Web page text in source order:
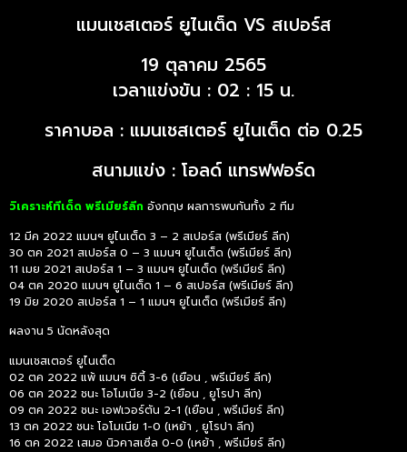
แมนเชสเตอร์ ยูไนเต็ด VS สเปอร์ส
19 ตุลาคม 2565
เวลาแข่งขัน : 02 : 15 น.
ราคาบอล : แมนเชสเตอร์ ยูไนเต็ด ต่อ 0.25
สนามแข่ง : โอลด์ แทรฟฟอร์ด
วิเคราะห์ทีเด็ด พรีเมียร์ลีก อังกฤษ ผลการพบกันทั้ง 2 ทีม
12 มีค 2022 แมนฯ ยูไนเต็ด 3 – 2 สเปอร์ส (พรีเมียร์ ลีก)
30 ตค 2021 สเปอร์ส 0 – 3 แมนฯ ยูไนเต็ด (พรีเมียร์ ลีก)
11 เมย 2021 สเปอร์ส 1 – 3 แมนฯ ยูไนเต็ด (พรีเมียร์ ลีก)
04 ตค 2020 แมนฯ ยูไนเต็ด 1 – 6 สเปอร์ส (พรีเมียร์ ลีก)
19 มิย 2020 สเปอร์ส 1 – 1 แมนฯ ยูไนเต็ด (พรีเมียร์ ลีก)
ผลงาน 5 นัดหลังสุด
แมนเชสเตอร์ ยูไนเต็ด
02 ตค 2022 แพ้ แมนฯ ซิตี้ 3-6 (เยือน , พรีเมียร์ ลีก)
06 ตค 2022 ชนะ โอโมเนีย 3-2 (เยือน , ยูโรปา ลีก)
09 ตค 2022 ชนะ เอฟเวอร์ตัน 2-1 (เยือน , พรีเมียร์ ลีก)
13 ตค 2022 ชนะ โอโมเนีย 1-0 (เหย้า , ยูโรปา ลีก)
16 ตค 2022 เสมอ นิวคาสเซิ่ล 0-0 (เหย้า , พรีเมียร์ ลีก)